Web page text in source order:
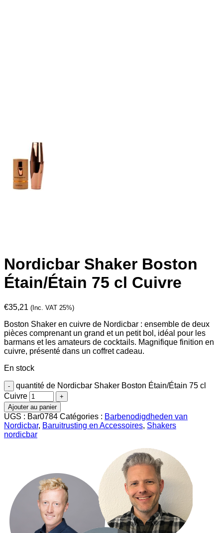
Nordicbar Shaker Boston
Étain/Étain 75 cl Cuivre
€35,21 (Inc. VAT 25%)
Boston Shaker en cuivre de Nordicbar : ensemble de deux
pièces comprenant un grand et un petit bol, idéal pour les
barmans et les amateurs de cocktails. Magnifique finition en
cuivre, présenté dans un coffret cadeau.
En stock
quantité de Nordicbar Shaker Boston Étain/Étain 75 cl
Cuivre
Ajouter au panier
UGS : Bar0784 Catégories : Barbenodigdheden van
Nordicbar, Baruitrusting en Accessoires, Shakers
nordicbar